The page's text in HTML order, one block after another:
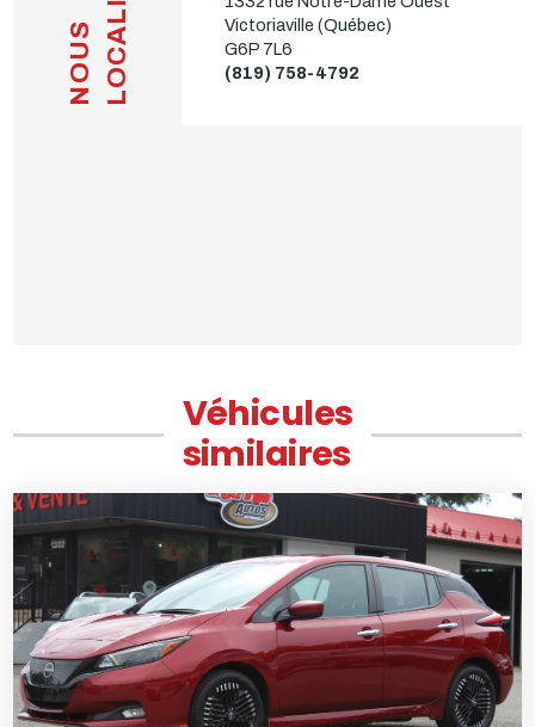
NOUS
Victoriaville (Québec)
G6P 7L6
(819) 758-4792
Véhicules
similaires